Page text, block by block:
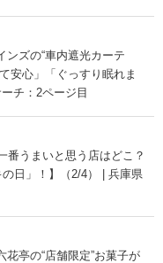
ズの“車内遮光カーテ
安心」「ぐっすり眠れま
チ：2ページ目
うまいと思う店はどこ？
の日」！】（2/4） | 兵庫県
花亭の“店舗限定”お菓子が